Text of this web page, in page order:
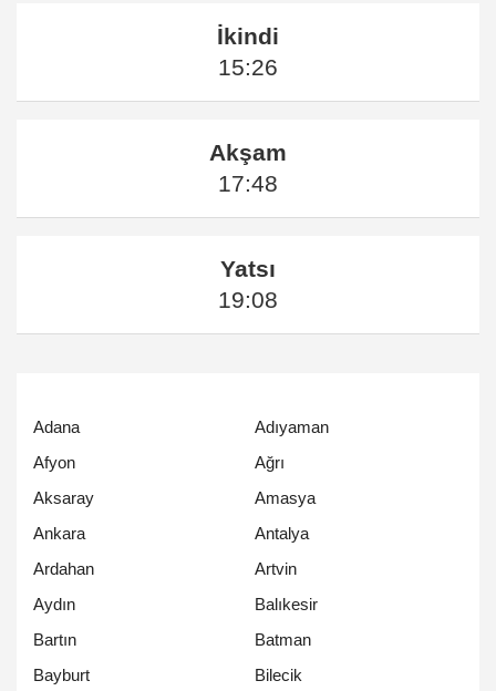
İkindi
15:26
Akşam
17:48
Yatsı
19:08
Adana
Adıyaman
Afyon
Ağrı
Aksaray
Amasya
Ankara
Antalya
Ardahan
Artvin
Aydın
Balıkesir
Bartın
Batman
Bayburt
Bilecik